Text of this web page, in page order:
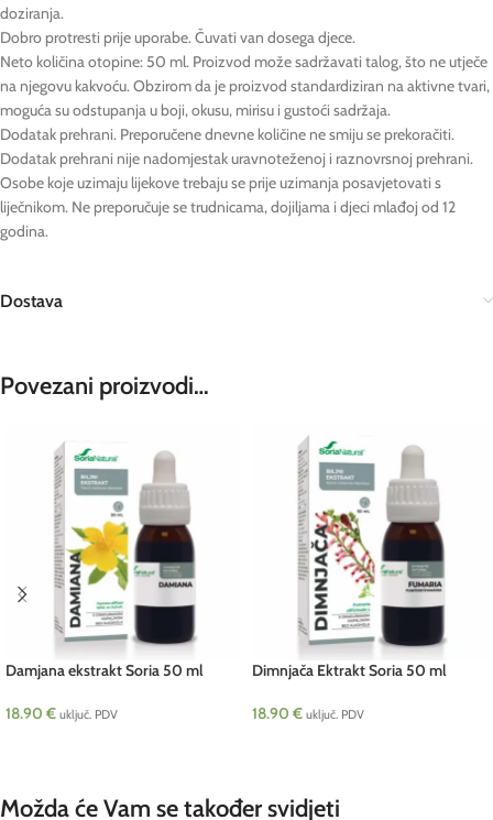
doziranja.
Dobro protresti prije uporabe. Čuvati van dosega djece.
Neto količina otopine: 50 ml. Proizvod može sadržavati talog, što ne utječe
na njegovu kakvoću. Obzirom da je proizvod standardiziran na aktivne tvari,
moguća su odstupanja u boji, okusu, mirisu i gustoći sadržaja.
Dodatak prehrani. Preporučene dnevne količine ne smiju se prekoračiti.
Dodatak prehrani nije nadomjestak uravnoteženoj i raznovrsnoj prehrani.
Osobe koje uzimaju lijekove trebaju se prije uzimanja posavjetovati s
liječnikom. Ne preporučuje se trudnicama, dojiljama i djeci mlađoj od 12
godina.
Dostava
Povezani proizvodi…
Damjana ekstrakt Soria 50 ml
18.90 € uključ. PDV
Dimnjača Ektrakt Soria 50 ml
18.90 € uključ. PDV
Možda će Vam se također svidjeti